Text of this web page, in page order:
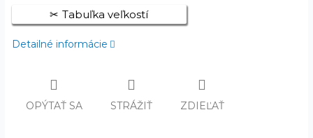
Tabuľka veľkostí
Detailné informácie
OPÝTAŤ SA STRÁŽIŤ ZDIEĽAŤ